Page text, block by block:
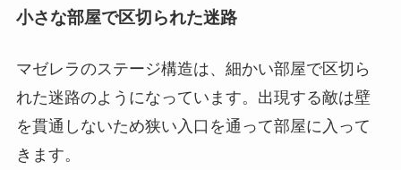
小さな部屋で区切られた迷路
マゼレラのステージ構造は、細かい部屋で区切ら
れた迷路のようになっています。出現する敵は壁
を貫通しないため狭い入口を通って部屋に入って
きます。